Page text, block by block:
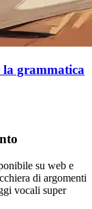
grammatica
su web e
di argomenti
vocali super